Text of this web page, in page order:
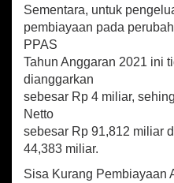
Sementara, untuk
pembiayaan pada
PPAS
Tahun Anggaran 2021 ini
dianggarkan
sebesar Rp 4 miliar,
Netto
sebesar Rp 91,812 miliar
44,383 miliar.
Sisa Kurang Pembiayaan